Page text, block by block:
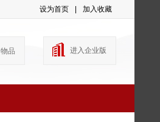
设为首页 加入收藏
物品 进入企业版